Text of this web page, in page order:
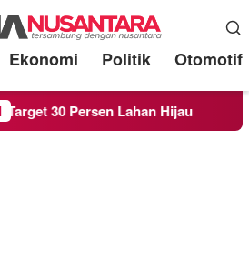
Ekonomi Politik Otomotif
Lahan Hijau Beredar